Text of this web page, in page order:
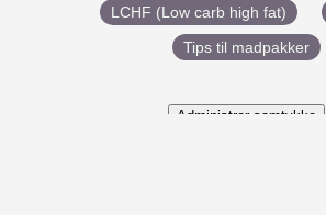
LCHF (Low carb high fat)
Tips til madpakker
Administrer samtykke